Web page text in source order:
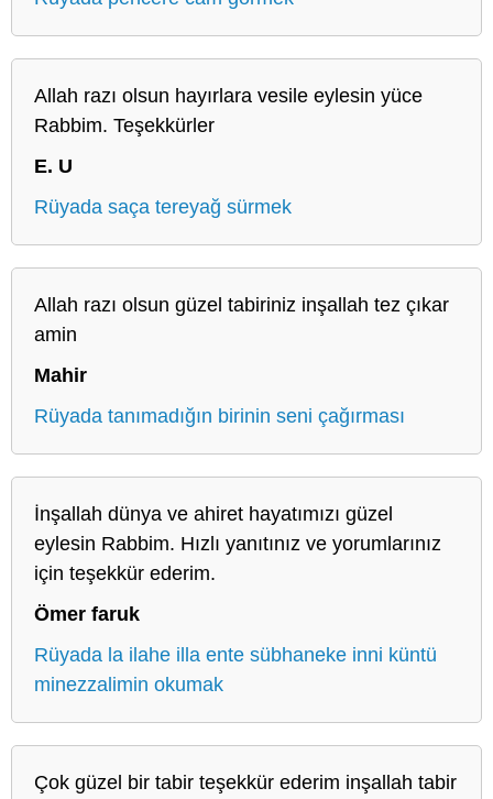
Allah razı olsun hayırlara vesile eylesin yüce
Rabbim. Teşekkürler
E. U
Rüyada saça tereyağ sürmek
Allah razı olsun güzel tabiriniz inşallah tez çıkar
amin
Mahir
Rüyada tanımadığın birinin seni çağırması
İnşallah dünya ve ahiret hayatımızı güzel
eylesin Rabbim. Hızlı yanıtınız ve yorumlarınız
için teşekkür ederim.
Ömer faruk
Rüyada la ilahe illa ente sübhaneke inni küntü
minezzalimin okumak
Çok güzel bir tabir teşekkür ederim inşallah tabir